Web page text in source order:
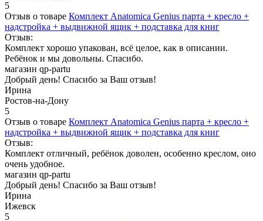
5
Отзыв о товаре Комплект Anatomica Genius парта + кресло +
надстройка + выдвижной ящик + подставка для книг
Отзыв:
Комплект хорошо упакован, всё целое, как в описании.
Ребёнок и мы довольны. Спасибо.
магазин qp-partu
Добрый день! Спасибо за Ваш отзыв!
Ирина
Ростов-на-Дону
5
Отзыв о товаре Комплект Anatomica Genius парта + кресло +
надстройка + выдвижной ящик + подставка для книг
Отзыв:
Комплект отличный, ребёнок доволен, особенно креслом, оно
очень удобное.
магазин qp-partu
Добрый день! Спасибо за Ваш отзыв!
Ирина
Ижевск
5